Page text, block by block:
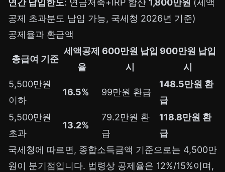
연간 납입한도: 연금저축+IRP 합산 1,800만원 (세액
공제 초과분도 납입 가능, 국세청 2026년 기준)
공제율과 환급액
총급여 기준
세액공제
율
600만원 납입
시
900만원 납입
시
5,500만원
이하
16.5% 99만원 환급
148.5만원 환
급
5,500만원
초과
13.2%
79.2만원 환
급
118.8만원 환
급
국세청에 따르면, 종합소득금액 기준으로는 4,500만
원이 분기점입니다. 법령상 공제율은 12%/15%이며,